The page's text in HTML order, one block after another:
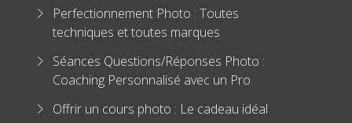
Séances Questions/Réponses Photo :
Offrir un cours photo : Le cadeau idéal
Catalogue complet des cours photo – Lille